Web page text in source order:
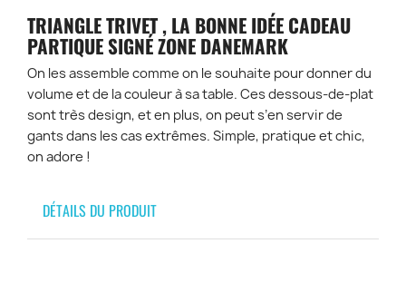
TRIANGLE TRIVET , LA BONNE IDÉE CADEAU
PARTIQUE SIGNÉ ZONE DANEMARK
On les assemble comme on le souhaite pour donner du
volume et de la couleur à sa table. Ces dessous-de-plat
sont très design, et en plus, on peut s’en servir de
gants dans les cas extrêmes. Simple, pratique et chic,
on adore !
DÉTAILS DU PRODUIT